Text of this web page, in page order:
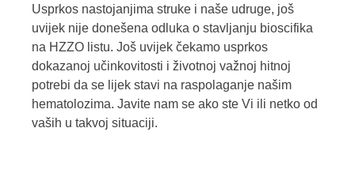
Usprkos nastojanjima struke i naše udruge, još
uvijek nije donešena odluka o stavljanju bioscifika
na HZZO listu. Još uvijek čekamo usprkos
dokazanoj učinkovitosti i životnoj važnoj hitnoj
potrebi da se lijek stavi na raspolaganje našim
hematolozima. Javite nam se ako ste Vi ili netko od
vaših u takvoj situaciji.